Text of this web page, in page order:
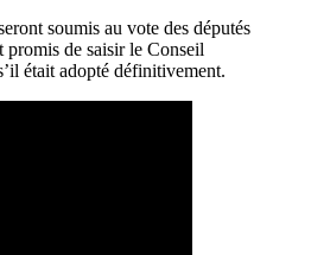
soumis au vote des députés
de saisir le Conseil
était adopté définitivement.